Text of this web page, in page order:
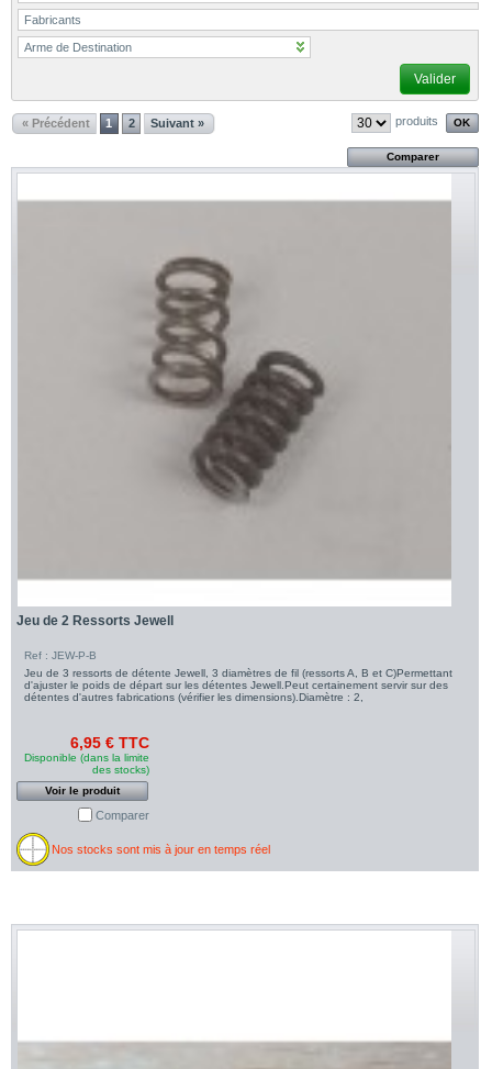
Fabricants
Arme de Destination
Valider
« Précédent 1 2 Suivant » produits
Jeu de 2 Ressorts Jewell
Ref : JEW-P-B
Jeu de 3 ressorts de détente Jewell, 3 diamètres de fil (ressorts A, B et C)Permettant
d'ajuster le poids de départ sur les détentes Jewell.Peut certainement servir sur des
détentes d'autres fabrications (vérifier les dimensions).Diamètre : 2,
6,95 € TTC
Disponible (dans la limite
des stocks)
Voir le produit
Comparer
Nos stocks sont mis à jour en temps réel